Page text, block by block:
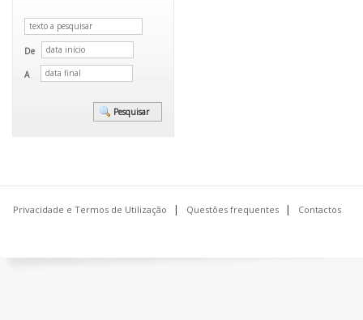
De
A
Privacidade e Termos de Utilização Questões frequentes Contactos